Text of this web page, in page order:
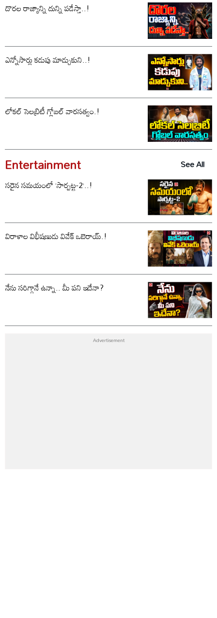
దొరల రాజ్యాన్ని దున్ని పడేస్తా..!
ఎన్నోసార్లు కడుపు మాడ్చుకుని..!
లోకల్ సెలబ్రిటీ గ్లోబల్ వారసత్వం.!
Entertainment
See All
సరైన సమయంలో ‘సార్పట్ట-2’..!
విరాళాల విభీషణుడు వివేక్ ఒబెరాయ్.!
నేను సరిగ్గానే ఉన్నా.. మీ పని ఇదేనా?